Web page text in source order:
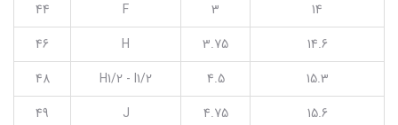
14
3
F
44
14.6
3.75
H
46
15.3
4.5
H1/2 - I1/2
48
15.6
4.75
J
49